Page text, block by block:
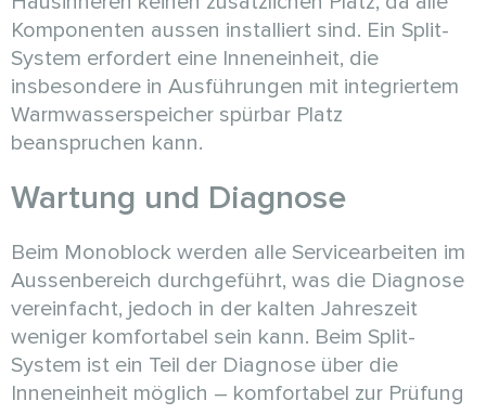
Komponenten aussen installiert sind. Ein Split-
System erfordert eine Inneneinheit, die
insbesondere in Ausführungen mit integriertem
Warmwasserspeicher spürbar Platz
beanspruchen kann.
Wartung und Diagnose
Beim Monoblock werden alle Servicearbeiten im
Aussenbereich durchgeführt, was die Diagnose
vereinfacht, jedoch in der kalten Jahreszeit
weniger komfortabel sein kann. Beim Split-
System ist ein Teil der Diagnose über die
Inneneinheit möglich – komfortabel zur Prüfung